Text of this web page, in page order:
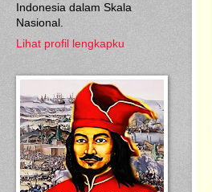
Indonesia dalam Skala
Nasional.
Lihat profil lengkapku